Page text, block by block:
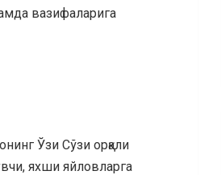
вазифаларига
Ўзи Сўзи орқали
яхши яйловларга